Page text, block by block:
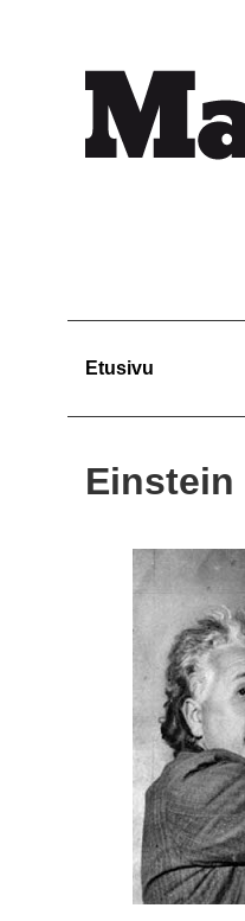
Etusivu
Einstein